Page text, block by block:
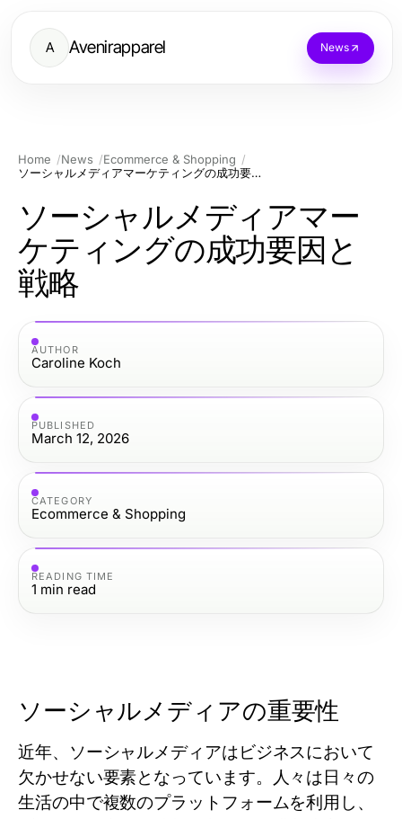
A Avenirapparel News
Home News
Ecommerce & Shopping
ソーシャルメディアマーケティングの成功要因と戦略
ソーシャルメディアマー
ケティングの成功要因と
戦略
AUTHOR
Caroline Koch
PUBLISHED
March 12, 2026
CATEGORY
Ecommerce & Shopping
READING TIME
1 min read
ソーシャルメディアの重要性
近年、ソーシャルメディアはビジネスにおいて
欠かせない要素となっています。人々は日々の
生活の中で複数のプラットフォームを利用し、